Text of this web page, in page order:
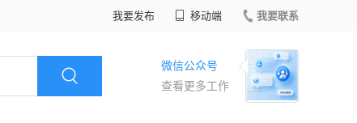
我要发布 移动端 我要联系
微信公众号
查看更多工作